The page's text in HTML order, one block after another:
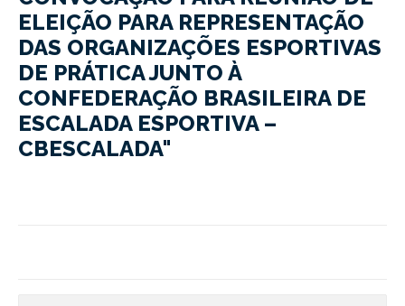
ELEIÇÃO PARA REPRESENTAÇÃO
DAS ORGANIZAÇÕES ESPORTIVAS
DE PRÁTICA JUNTO À
CONFEDERAÇÃO BRASILEIRA DE
ESCALADA ESPORTIVA –
CBESCALADA"